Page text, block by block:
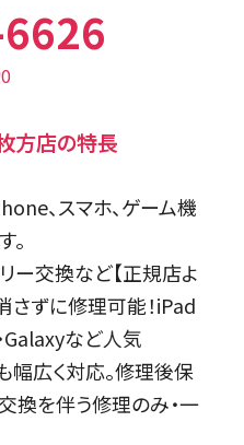
方店の特長
、スマホ、ゲーム機
ー交換など【正規店よ
さずに修理可能！iPad
Galaxyなど人気
広く対応。修理後保
換を伴う修理のみ・一